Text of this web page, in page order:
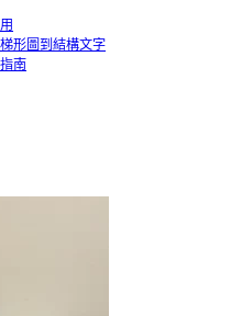
形圖到結構文字
南